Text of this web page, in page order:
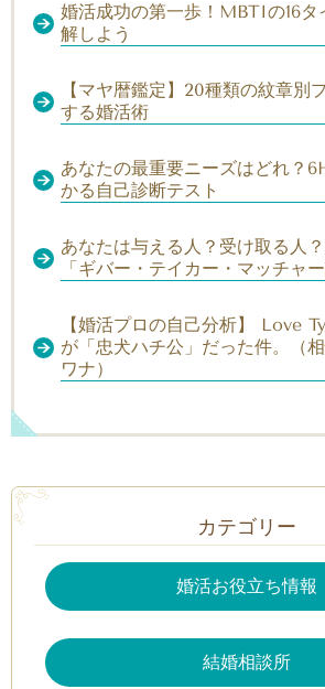
婚活成功の第一歩！MBTIの16タ
解しよう
【マヤ暦鑑定】20種類の紋章別
する婚活術
あなたの最重要ニーズはどれ？
かる自己診断テスト
あなたは与える人？受け取る人
「ギバー・テイカー・マッチャー
【婚活プロの自己分析】 Love
が「忠犬ハチ公」だった件。（
ワナ）
カテゴリー
婚活お役立ち情報
結婚相談所